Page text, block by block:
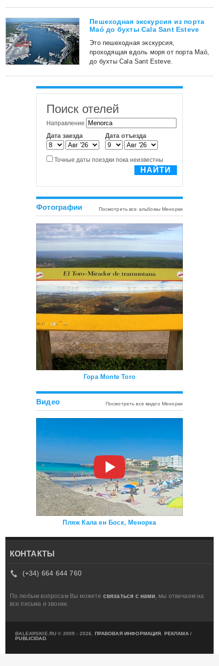
Пешеходная экскурсия из порта
Maó до бухты Cala Sant Esteve
Это пешеходная экскурсия,
проходящая вдоль моря от порта Maó,
до бухты Cala Sant Esteve.
Фотографии Посмотреть все альбомы Менорки
Гора Monte Toro
Видео Посмотреть все видео Менорки
Пляж Кала ен Боск, Менорка
КОНТАКТЫ
(+34) 664 644 760
По любым вопросам Вы можете связаться с нами, мы отвечаем на
все письма и звонки.
BALEARSKIE.RU © 2009 - 2026. ПРАВОВАЯ ИНФОРМАЦИЯ РЕКЛАМА/
PUBLICIDAD.